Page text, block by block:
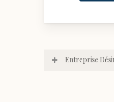
Entreprise